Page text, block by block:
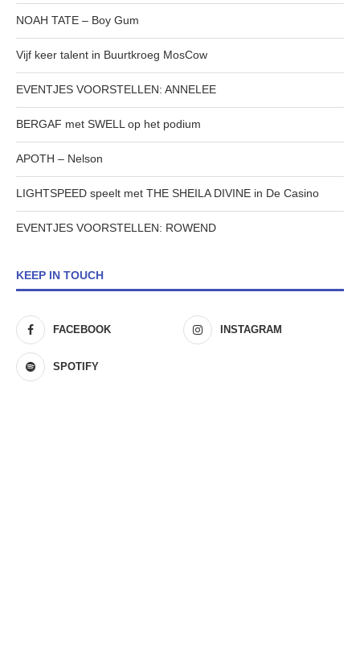
NOAH TATE – Boy Gum
Vijf keer talent in Buurtkroeg MosCow
EVENTJES VOORSTELLEN: ANNELEE
BERGAF met SWELL op het podium
APOTH – Nelson
LIGHTSPEED speelt met THE SHEILA DIVINE in De Casino
EVENTJES VOORSTELLEN: ROWEND
KEEP IN TOUCH
FACEBOOK INSTAGRAM
SPOTIFY